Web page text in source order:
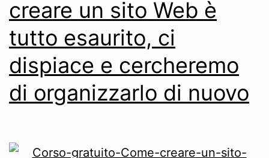
creare un sito Web è
tutto esaurito, ci
dispiace e cercheremo
di organizzarlo di nuovo